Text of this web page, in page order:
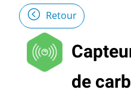
Retour
de